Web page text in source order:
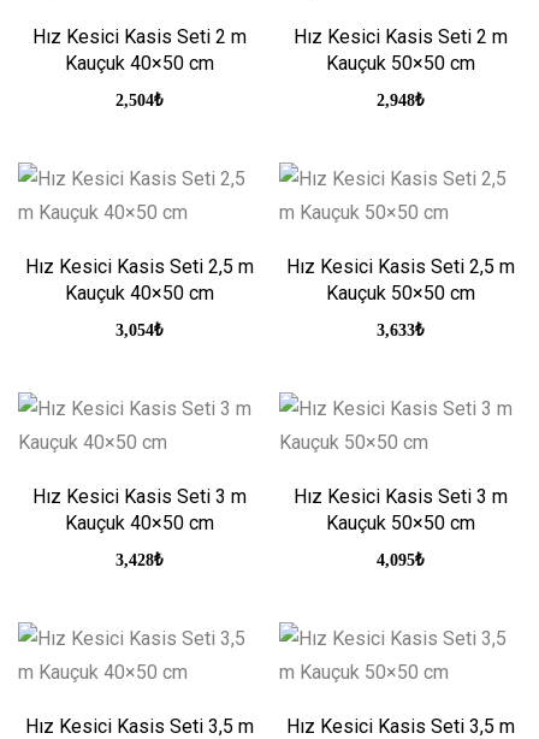
Hız Kesici Kasis Seti 2 m
Kauçuk 40×50 cm
2,504₺
Hız Kesici Kasis Seti 2 m
Kauçuk 50×50 cm
2,948₺
Hız Kesici Kasis Seti 2,5 m
Kauçuk 40×50 cm
3,054₺
Hız Kesici Kasis Seti 2,5 m
Kauçuk 50×50 cm
3,633₺
Hız Kesici Kasis Seti 3 m
Kauçuk 40×50 cm
3,428₺
Hız Kesici Kasis Seti 3 m
Kauçuk 50×50 cm
4,095₺
Hız Kesici Kasis Seti 3,5 m
Hız Kesici Kasis Seti 3,5 m